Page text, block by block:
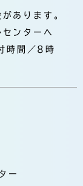
あります。
センターへ
間／8時
ー